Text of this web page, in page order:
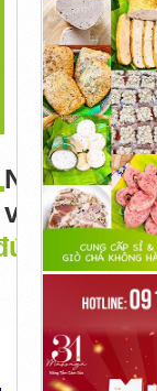
Quạt Treo Tường
Công...
6,886đ
>
Nguồn bài
viết:Quạt
cách?